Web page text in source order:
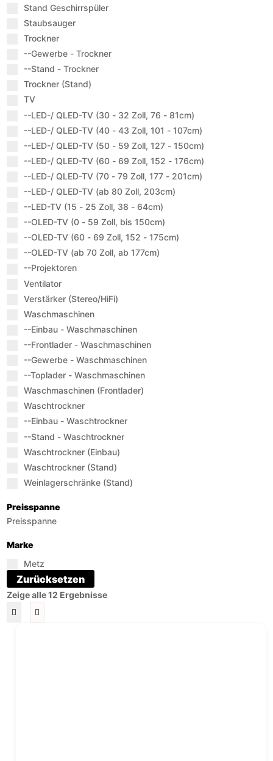
Stand Geschirrspüler
Staubsauger
Trockner
--Gewerbe - Trockner
--Stand - Trockner
Trockner (Stand)
TV
--LED-/ QLED-TV (30 - 32 Zoll, 76 - 81cm)
--LED-/ QLED-TV (40 - 43 Zoll, 101 - 107cm)
--LED-/ QLED-TV (50 - 59 Zoll, 127 - 150cm)
--LED-/ QLED-TV (60 - 69 Zoll, 152 - 176cm)
--LED-/ QLED-TV (70 - 79 Zoll, 177 - 201cm)
--LED-/ QLED-TV (ab 80 Zoll, 203cm)
--LED-TV (15 - 25 Zoll, 38 - 64cm)
--OLED-TV (0 - 59 Zoll, bis 150cm)
--OLED-TV (60 - 69 Zoll, 152 - 175cm)
--OLED-TV (ab 70 Zoll, ab 177cm)
--Projektoren
Ventilator
Verstärker (Stereo/HiFi)
Waschmaschinen
--Einbau - Waschmaschinen
--Frontlader - Waschmaschinen
--Gewerbe - Waschmaschinen
--Toplader - Waschmaschinen
Waschmaschinen (Frontlader)
Waschtrockner
--Einbau - Waschtrockner
--Stand - Waschtrockner
Waschtrockner (Einbau)
Waschtrockner (Stand)
Weinlagerschränke (Stand)
Preisspanne
Preisspanne
Marke
Metz
Zurücksetzen
Zeige alle 12 Ergebnisse